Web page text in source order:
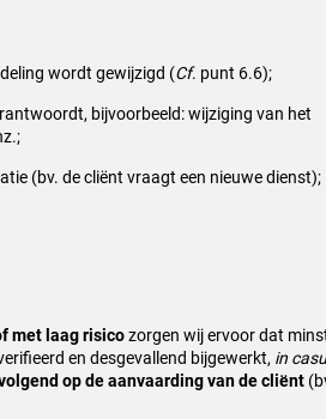
wordt gewijzigd (Cf. punt 6.6);
bijvoorbeeld: wijziging van het
(bv. de cliënt vraagt een nieuwe dienst);
met laag risicozorgen wij ervoor dat
en desgevallend bijgewerkt, in casu
op de aanvaarding van de cliënt